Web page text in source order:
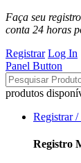
Faça seu
conta 24 horas
Registrar Log In
Panel Button
produtos
Registrar
Registro